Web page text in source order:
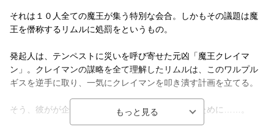
それは１０人全ての魔王が集う特別な会合。しかもその議題は魔
王を僭称するリムルに処罰をというもの。
発起人は、テンペストに災いを呼び寄せた元凶「魔王クレイマ
ン」。クレイマンの謀略を全て理解したリムルは、このワルプル
ギスを逆手に取り、一気にクレイマンを叩き潰す計画を立てる。
そう、彼がが企てた全ての出来事に終止符を打つために……。